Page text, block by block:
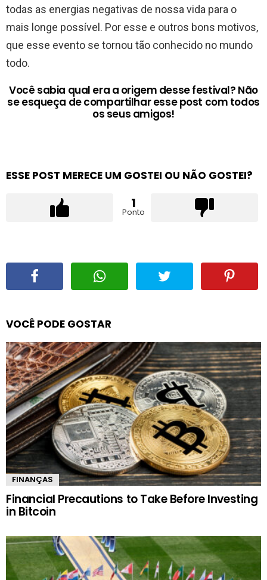
todas as energias negativas de nossa vida para o
mais longe possível. Por esse e outros bons motivos,
que esse evento se tornou tão conhecido no mundo
todo.
Você sabia qual era a origem desse festival? Não
se esqueça de compartilhar esse post com todos
os seus amigos!
ESSE POST MERECE UM GOSTEI OU NÃO GOSTEI?
1
Ponto
VOCÊ PODE GOSTAR
FINANÇAS
Financial Precautions to Take Before Investing
in Bitcoin